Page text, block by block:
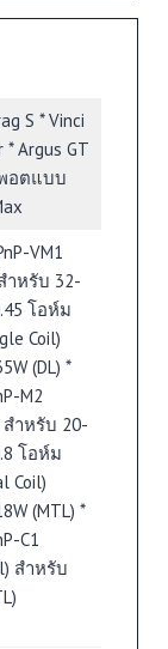
S * Vinci
* Argus GT
อตแบบ
VM1
ำหรับ 32-
โอห์ม
Coil)
(DL) *
M2
สำหรับ 20-
โอห์ม
Coil)
(MTL) *
C1
สำหรับ